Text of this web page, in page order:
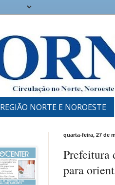
REGIÃO NORTE E NOROESTE
quarta-feira, 27 de
Prefeitura
para